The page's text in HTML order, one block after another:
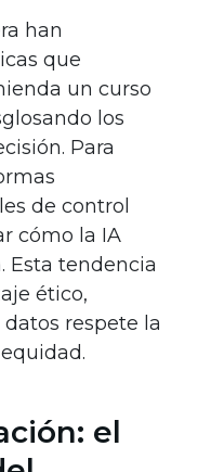
han
que
un curso
los
Para
de control
cómo la IA
Esta tendencia
ético,
respete la
el